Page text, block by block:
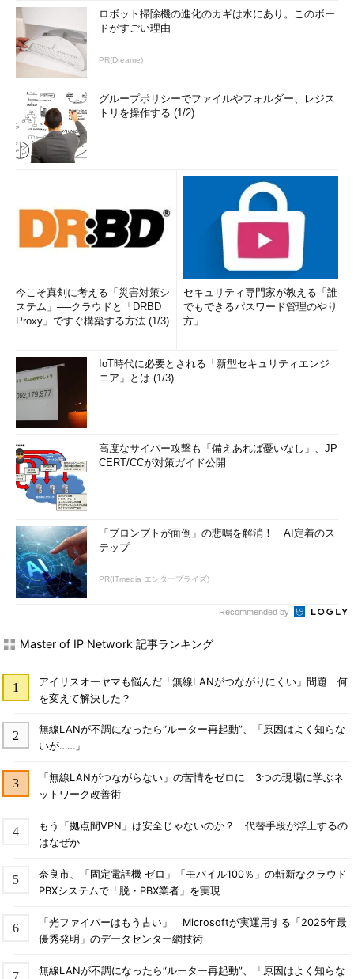
ロボット掃除機の進化のカギは水にあり。このボー
ドがすごい理由
PR(Dreame)
グループポリシーでファイルやフォルダー、レジス
トリを操作する (1/2)
今こそ真剣に考える「災害対策シ
ステム」──クラウドと「DRBD
Proxy」ですぐ構築する方法 (1/3)
セキュリティ専門家が教える「誰
でもできるパスワード管理のやり
方」
IoT時代に必要とされる「新型セキュリティエンジ
ニア」とは (1/3)
高度なサイバー攻撃も「備えあれば憂いなし」、JP
CERT/CCが対策ガイド公開
「プロンプトが面倒」の悲鳴を解消！ AI定着のス
テップ
PR(ITmedia エンタープライズ)
Recommended by
Master of IP Network 記事ランキング
アイリスオーヤマも悩んだ「無線LANがつながりにくい」問題 何
を変えて解決した？
無線LANが不調になったら“ルーター再起動”、「原因はよく知らな
いが……」
「無線LANがつながらない」の苦情をゼロに 3つの現場に学ぶネ
ットワーク改善術
もう「拠点間VPN」は安全じゃないのか？ 代替手段が浮上するの
はなぜか
奈良市、「固定電話機 ゼロ」「モバイル100％」の斬新なクラウド
PBXシステムで「脱・PBX業者」を実現
「光ファイバーはもう古い」 Microsoftが実運用する「2025年最
優秀発明」のデータセンター網技術
無線LANが不調になったら“ルーター再起動”、「原因はよく知らな